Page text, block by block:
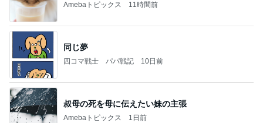
Amebaトピックス 11時間前
同じ夢
四コマ戦士 パパ戦記 10日前
叔母の死を母に伝えたい妹の主張
Amebaトピックス 1日前